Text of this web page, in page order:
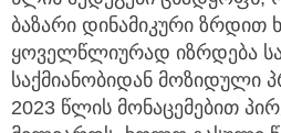
ბაზარი დინამიკური ზრდით
ყოველწლიურად იზრდება
საქმიანობიდან მოზიდული
2023 წლის მონაცემებით